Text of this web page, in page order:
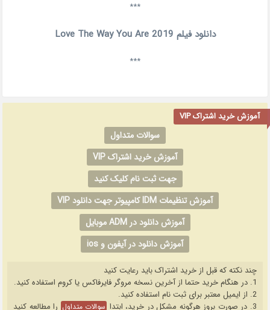
***
دانلود فیلم Love The Way You Are 2019
***
آموزش خرید اشتراک VIP
سوالات متداول
آموزش خرید اشتراک VIP
جهت ثبت نام کلیک کنید
آموزش تنظیمات IDM کامپیوتر جهت دانلود VIP
آموزش دانلود در ADM موبایل
آموزش دانلود در آیفون و ios
چند نکته که قبل از خرید اشتراک باید رعایت کنید
1. در هنگام خرید حتما از آخرین نسخه مروگر فایرفاکس یا کروم استفاده کنید.
2. از ایمیل معتبر برای ثبت نام استفاده کنید.
3. در صورت بروز هرگونه مشکل در خرید، ابتدا
سوالات متداول را مطالعه کنید